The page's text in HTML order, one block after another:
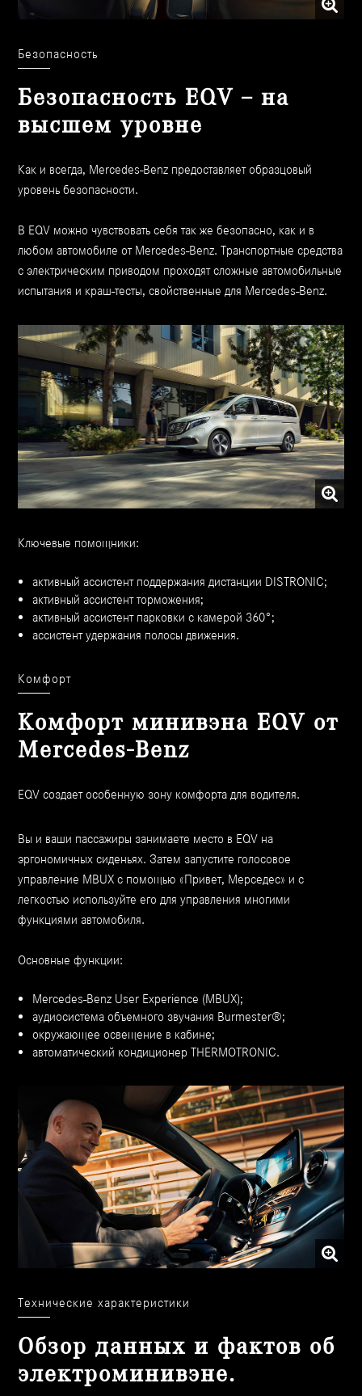
Безопасность
Безопасность EQV – на
высшем уровне
Как и всегда, Mercedes-Benz предоставляет образцовый
уровень безопасности.
В EQV можно чувствовать себя так же безопасно, как и в
любом автомобиле от Mercedes-Benz. Транспортные средства
с электрическим приводом проходят сложные автомобильные
испытания и краш-тесты, свойственные для Mercedes-Benz.
Ключевые помощники:
активный ассистент поддержания дистанции DISTRONIC;
активный ассистент торможения;
активный ассистент парковки с камерой 360°;
ассистент удержания полосы движения.
Комфорт
Комфорт минивэна EQV от
Mercedes-Benz
EQV создает особенную зону комфорта для водителя.
Вы и ваши пассажиры занимаете место в EQV на
эргономичных сиденьях. Затем запустите голосовое
управление MBUX с помощью «Привет, Мерседес» и с
легкостью используйте его для управления многими
функциями автомобиля.
Основные функции:
Mercedes-Benz User Experience (MBUX);
аудиосистема объемного звучания Burmester®;
окружающее освещение в кабине;
автоматический кондиционер THERMOTRONIC.
Технические характеристики
Обзор данных и фактов об
электроминивэне.